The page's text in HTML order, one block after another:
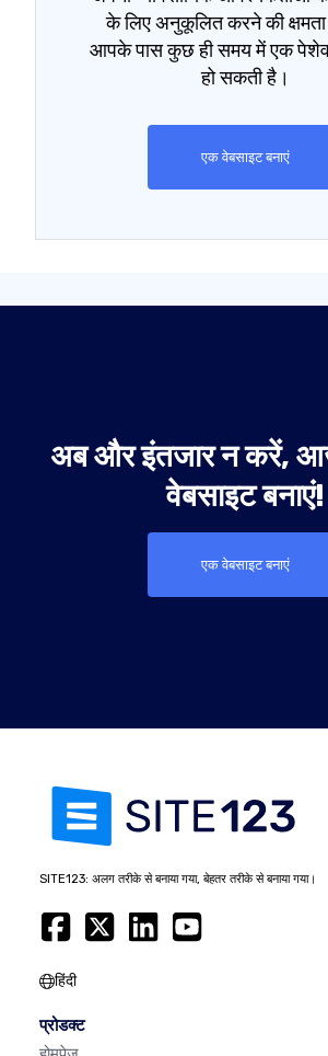
के लिए अनुकूलित करने की
आपके पास कुछ ही समय में एक
हो सकती है।
एक वेबसाइट बनाएं
अब और इंतजार न करें,
वेबसाइट बनाएं!
एक वेबसाइट बनाएं
SITE123: अलग तरीके से बनाया गया, बेहतर तरीके से बनाया गया।
हिंदी
प्रोडक्ट